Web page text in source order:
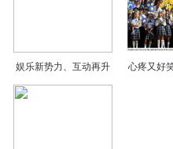
娱乐新势力、互动再升 心疼又好